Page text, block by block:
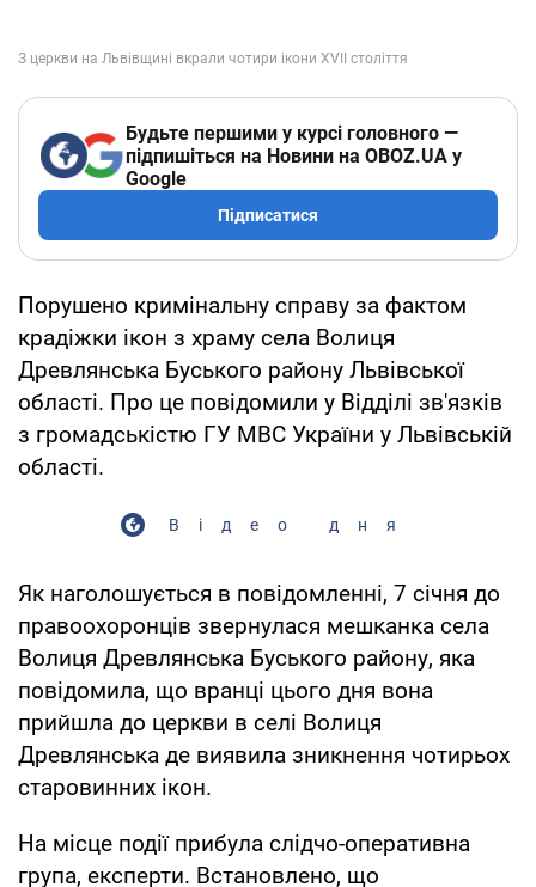
Будьте першими у курсі головного —
підпишіться на Новини на OBOZ.UA у
Google
Підписатися
Порушено кримінальну справу за фактом
крадіжки ікон з храму села Волиця
Древлянська Буського району Львівської
області. Про це повідомили у Відділі зв'язків
з громадськістю ГУ МВС України у Львівській
області.
Відео дня
Як наголошується в повідомленні, 7 січня до
правоохоронців звернулася мешканка села
Волиця Древлянська Буського району, яка
повідомила, що вранці цього дня вона
прийшла до церкви в селі Волиця
Древлянська де виявила зникнення чотирьох
старовинних ікон.
На місце події прибула слідчо-оперативна
група, експерти. Встановлено, що